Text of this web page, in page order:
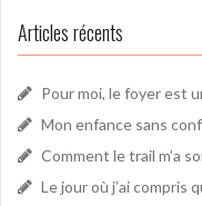
Articles récents
Pour moi, le foyer est
Mon enfance sans
Comment le trail m’a
Le jour où j’ai compris